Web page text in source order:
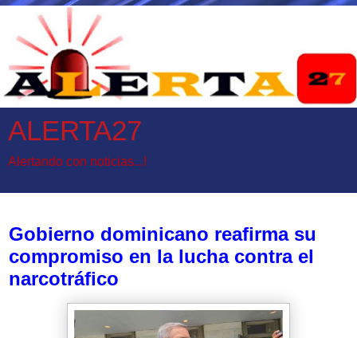
ALERTA27
Alertando con noticias...!
Gobierno dominicano reafirma su
compromiso en la lucha contra el
narcotráfico